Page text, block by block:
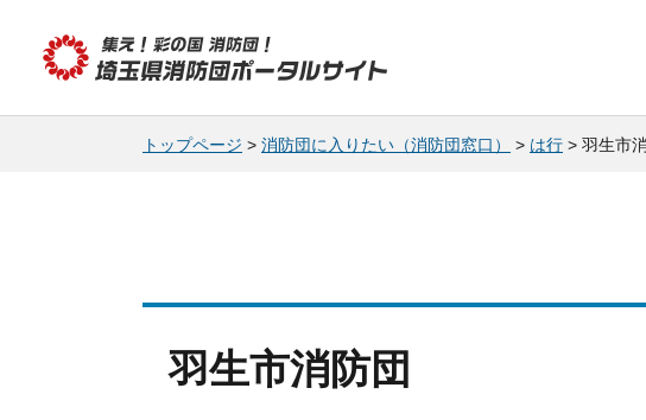
集え! 彩の国消防団!
埼玉県消防団ポータルサイト
トップページ > 消防団に入りたい（消防団窓口） > は行 > 羽生市
羽生市消防団